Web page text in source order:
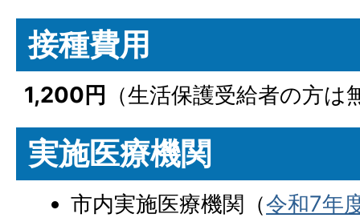
接種費用
1,200円 （生活保護受給者の方は
実施医療機関
市内実施医療機関（令和7年